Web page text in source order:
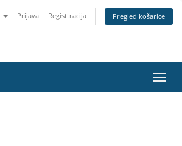
Prijava Registtracija Pregled košarice